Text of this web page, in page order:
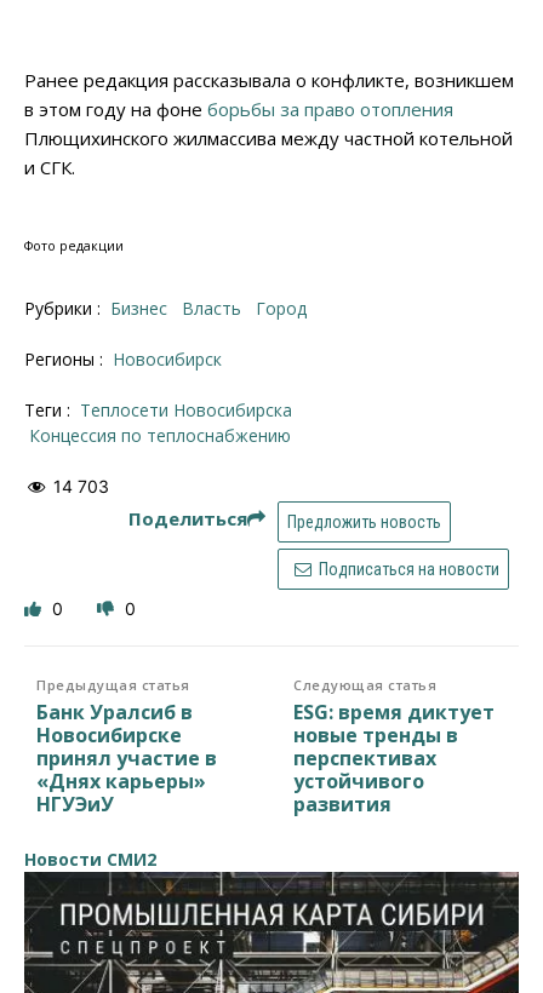
Ранее редакция рассказывала о конфликте, возникшем
в этом году на фоне борьбы за право отопления
Плющихинского жилмассива между частной котельной
и СГК.
Фото редакции
Рубрики : Бизнес Власть Город
Регионы : Новосибирск
Теги :
теплосети Новосибирска
Концессия по теплоснабжению
14 703
Поделиться Предложить новость
Подписаться на новости
0 0
Предыдущая статья
Банк Уралсиб в
Новосибирске
принял участие в
«Днях карьеры»
НГУЭиУ
Следующая статья
ESG: время диктует
новые тренды в
перспективах
устойчивого
развития
Новости СМИ2